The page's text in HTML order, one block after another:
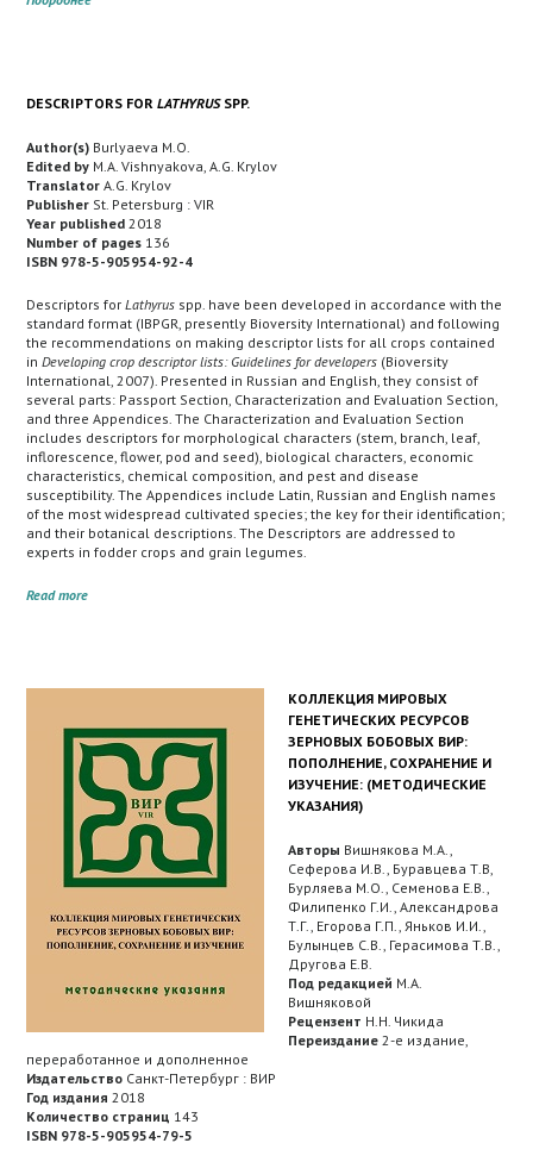
DESCRIPTORS FORLATHYRUS SPP.
Author(s) Burlyaeva M.O.
Edited by M.A. Vishnyakova, A.G. Krylov
Translator A.G. Krylov
Publisher St. Petersburg : VIR
Year published 2018
Number of pages 136
ISBN 978-5-905954-92-4
Descriptors forLathyrus spp. have been developed in accordance with the
standard format (IBPGR, presently Bioversity International) and following
the recommendations on making descriptor lists for all crops contained
inDeveloping crop descriptor lists: Guidelines for developers (Bioversity
International, 2007). Presented in Russian and English, they consist of
several parts: Passport Section, Characterization and Evaluation Section,
and three Appendices. The Characterization and Evaluation Section
includes descriptors for morphological characters (stem, branch, leaf,
inflorescence, flower, pod and seed), biological characters, economic
characteristics, chemical composition, and pest and disease
susceptibility. The Appendices include Latin, Russian and English names
of the most widespread cultivated species; the key for their identification;
and their botanical descriptions. The Descriptors are addressed to
experts in fodder crops and grain legumes.
Read more
КОЛЛЕКЦИЯ МИРОВЫХ
ГЕНЕТИЧЕСКИХ РЕСУРСОВ
ЗЕРНОВЫХ БОБОВЫХ ВИР:
ПОПОЛНЕНИЕ, СОХРАНЕНИЕ И
ИЗУЧЕНИЕ: (МЕТОДИЧЕСКИЕ
УКАЗАНИЯ)
Авторы Вишнякова М.А.,
Сеферова И.В., Буравцева Т.В,
Бурляева М.О., Семенова Е.В.,
Филипенко Г.И., Александрова
Т.Г., Егорова Г.П., Яньков И.И.,
Булынцев С.В., Герасимова Т.В.,
Другова Е.В.
Под редакцией M.А.
Вишняковой
Рецензент Н.Н. Чикида
Переиздание 2-е издание,
переработанное и дополненное
Издательство Санкт-Петербург : ВИР
Год издания 2018
Количество страниц 143
ISBN 978-5-905954-79-5